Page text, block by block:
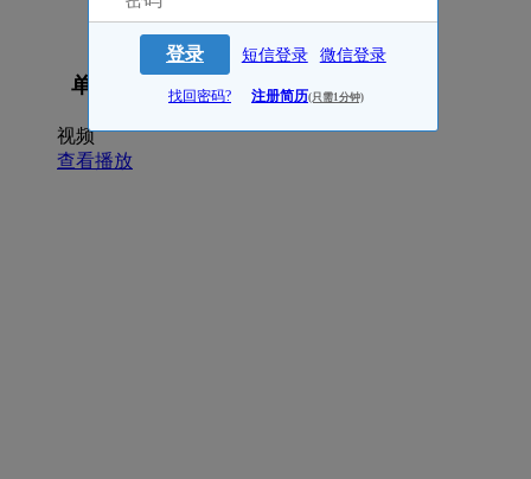
单位照片
视频
查看播放
登录 短信登录 微信登录
找回密码? 注册简历(只需1分钟)